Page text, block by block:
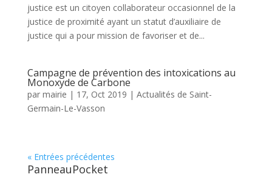
justice est un citoyen collaborateur occasionnel de la
justice de proximité ayant un statut d’auxiliaire de
justice qui a pour mission de favoriser et de...
Campagne de prévention des intoxications au
Monoxyde de Carbone
par mairie | 17, Oct 2019 | Actualités de Saint-
Germain-Le-Vasson
« Entrées précédentes
PanneauPocket